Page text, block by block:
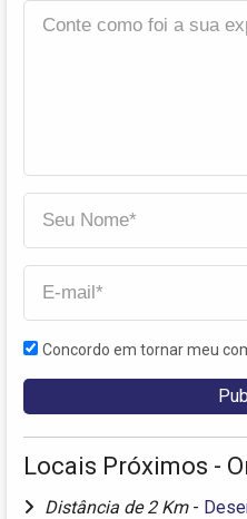
Concordo em tornar meu
Locais Próximos -
Distância de 2 Km -